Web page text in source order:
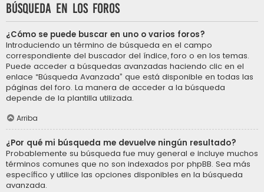
Búsqueda en los foros
¿Cómo se puede buscar en uno o varios foros?
Introduciendo un término de búsqueda en el campo
correspondiente del buscador del índice, foro o en los temas.
Puede acceder a búsquedas avanzadas haciendo clic en el
enlace “Búsqueda Avanzada” que está disponible en todas las
páginas del foro. La manera de acceder a la búsqueda
depende de la plantilla utilizada.
Arriba
¿Por qué mi búsqueda me devuelve ningún resultado?
Probablemente su búsqueda fue muy general e incluye muchos
términos comunes que no son indexados por phpBB. Sea más
específico y utilice las opciones disponibles en la búsqueda
avanzada.